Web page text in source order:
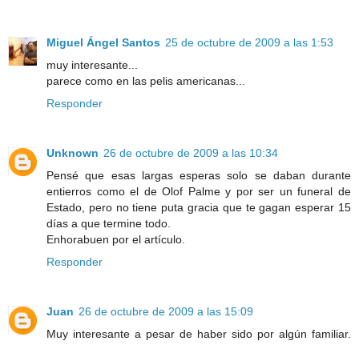
Miguel Ángel Santos 25 de octubre de 2009 a las 1:53
muy interesante...
parece como en las pelis americanas...
Responder
Unknown 26 de octubre de 2009 a las 10:34
Pensé que esas largas esperas solo se daban durante
entierros como el de Olof Palme y por ser un funeral de
Estado, pero no tiene puta gracia que te gagan esperar 15
días a que termine todo.
Enhorabuen por el artículo.
Responder
Juan 26 de octubre de 2009 a las 15:09
Muy interesante a pesar de haber sido por algún familiar.